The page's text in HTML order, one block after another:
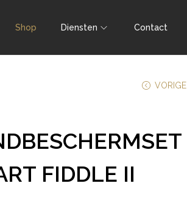
Shop Diensten Contact
VORIGE
FIDDLE II